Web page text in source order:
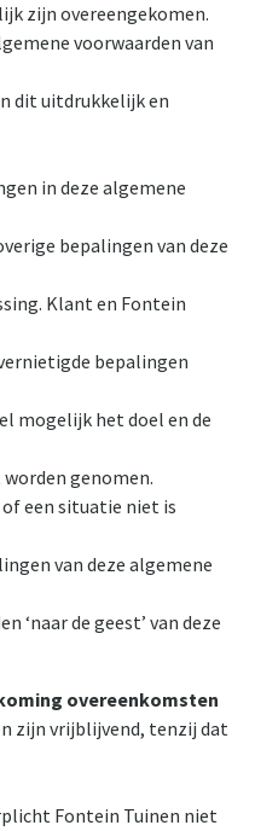
zijn overeengekomen.
voorwaarden van
dit uitdrukkelijk en
in deze algemene
bepalingen van deze
Klant en Fontein
bepalingen
mogelijk het doel en de
genomen.
een situatie niet is
van deze algemene
‘naar de geest’ van deze
overeenkomsten
zijn vrijblijvend, tenzij dat
Fontein Tuinen niet